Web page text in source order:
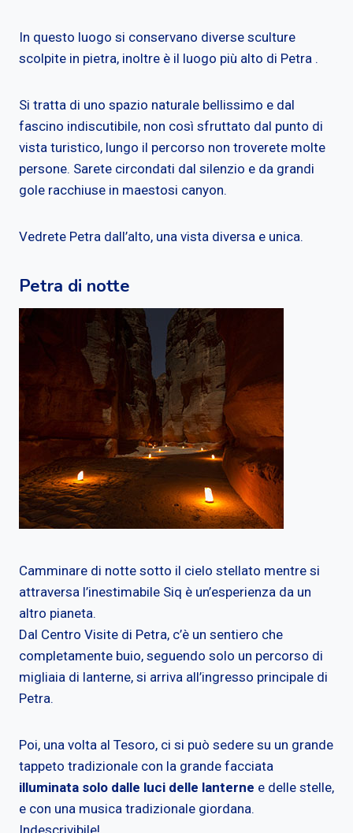
In questo luogo si conservano diverse sculture
scolpite in pietra, inoltre è il luogo più alto di Petra .
Si tratta di uno spazio naturale bellissimo e dal
fascino indiscutibile, non così sfruttato dal punto di
vista turistico, lungo il percorso non troverete molte
persone. Sarete circondati dal silenzio e da grandi
gole racchiuse in maestosi canyon.
Vedrete Petra dall’alto, una vista diversa e unica.
Petra di notte
Camminare di notte sotto il cielo stellato mentre si
attraversa l’inestimabile Siq è un’esperienza da un
altro pianeta.
Dal Centro Visite di Petra, c’è un sentiero che
completamente buio, seguendo solo un percorso di
migliaia di lanterne, si arriva all’ingresso principale di
Petra.
Poi, una volta al Tesoro, ci si può sedere su un grande
tappeto tradizionale con la grande facciata
illuminata solo dalle luci delle lanterne e delle stelle,
e con una musica tradizionale giordana.